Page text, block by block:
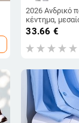
2026 Ανδρικό
κέντημα,
γιακά -
33.66 €